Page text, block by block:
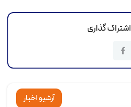
اشتراک گذاری
آرشیو اخبار